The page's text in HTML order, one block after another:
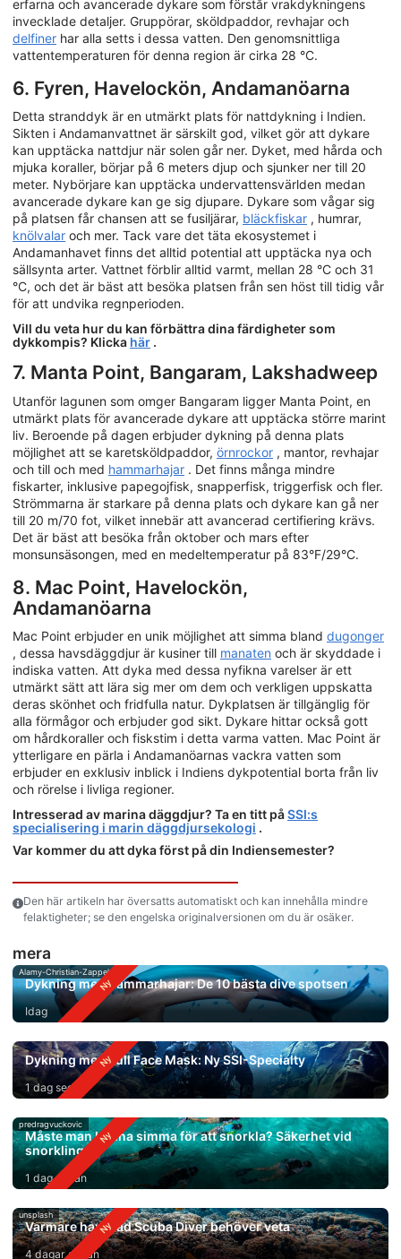
erfarna och avancerade dykare som förstår vrakdykningens
invecklade detaljer. Gruppörar, sköldpaddor, revhajar och
delfiner har alla setts i dessa vatten. Den genomsnittliga
vattentemperaturen för denna region är cirka 28 °C.
6. Fyren, Havelockön, Andamanöarna
Detta stranddyk är en utmärkt plats för nattdykning i Indien.
Sikten i Andamanvattnet är särskilt god, vilket gör att dykare
kan upptäcka nattdjur när solen går ner. Dyket, med hårda och
mjuka koraller, börjar på 6 meters djup och sjunker ner till 20
meter. Nybörjare kan upptäcka undervattensvärlden medan
avancerade dykare kan ge sig djupare. Dykare som vågar sig
på platsen får chansen att se fusiljärar, bläckfiskar , humrar,
knölvalar och mer. Tack vare det täta ekosystemet i
Andamanhavet finns det alltid potential att upptäcka nya och
sällsynta arter. Vattnet förblir alltid varmt, mellan 28 °C och 31
°C, och det är bäst att besöka platsen från sen höst till tidig vår
för att undvika regnperioden.
Vill du veta hur du kan förbättra dina färdigheter som
dykkompis? Klicka här .
7. Manta Point, Bangaram, Lakshadweep
Utanför lagunen som omger Bangaram ligger Manta Point, en
utmärkt plats för avancerade dykare att upptäcka större marint
liv. Beroende på dagen erbjuder dykning på denna plats
möjlighet att se karetsköldpaddor, örnrockor , mantor, revhajar
och till och med hammarhajar . Det finns många mindre
fiskarter, inklusive papegojfisk, snapperfisk, triggerfisk och fler.
Strömmarna är starkare på denna plats och dykare kan gå ner
till 20 m/70 fot, vilket innebär att avancerad certifiering krävs.
Det är bäst att besöka från oktober och mars efter
monsunsäsongen, med en medeltemperatur på 83°F/29°C.
8. Mac Point, Havelockön,
Andamanöarna
Mac Point erbjuder en unik möjlighet att simma bland dugonger
, dessa havsdäggdjur är kusiner till manaten och är skyddade i
indiska vatten. Att dyka med dessa nyfikna varelser är ett
utmärkt sätt att lära sig mer om dem och verkligen uppskatta
deras skönhet och fridfulla natur. Dykplatsen är tillgänglig för
alla förmågor och erbjuder god sikt. Dykare hittar också gott
om hårdkoraller och fiskstim i detta varma vatten. Mac Point är
ytterligare en pärla i Andamanöarnas vackra vatten som
erbjuder en exklusiv inblick i Indiens dykpotential borta från liv
och rörelse i livliga regioner.
Intresserad av marina däggdjur? Ta en titt påSSI:s
specialisering i marin däggdjursekologi .
Var kommer du att dyka först på din Indiensemester?
Den här artikeln har översatts automatiskt och kan innehålla mindre
felaktigheter; se den engelska originalversionen om du är osäker.
mera
Alamy-Christian-Zappel
Dykning med hammarhajar: De 10 bästa dive spotsen
Idag
Dykning med Full Face Mask: Ny SSI-Specialty
1 dag sedan
predragvuckovic
Måste man kunna simma för att snorkla? Säkerhet vid
snorkling
1 dag sedan
unsplash
Varmare hav: Vad Scuba Diver behöver veta
4 dagar sedan